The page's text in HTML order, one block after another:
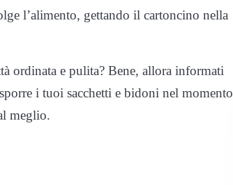
l’alimento, gettando il cartoncino nella
ordinata e pulita? Bene, allora informati
i tuoi sacchetti e bidoni nel momento
meglio.